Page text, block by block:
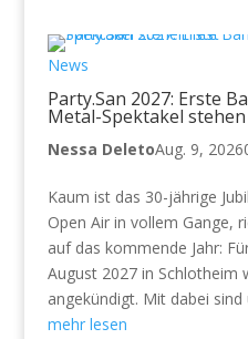
News
Party.San 2027: Erste
Metal-Spektakel
Nessa DeletoAug. 9, 2026
Kaum ist das 30-jährige
Open Air in vollem Gange,
auf das kommende Jahr:
August 2027 in Schlotheim
angekündigt. Mit dabei sind
mehr lesen